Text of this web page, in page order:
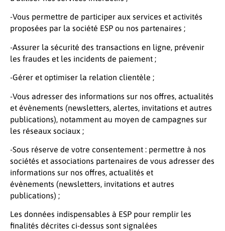
-Vous permettre de participer aux services et activités
proposées par la société ESP ou nos partenaires ;
-Assurer la sécurité des transactions en ligne, prévenir
les fraudes et les incidents de paiement ;
-Gérer et optimiser la relation clientèle ;
-Vous adresser des informations sur nos offres, actualités
et évènements (newsletters, alertes, invitations et autres
publications), notamment au moyen de campagnes sur
les réseaux sociaux ;
-Sous réserve de votre consentement : permettre à nos
sociétés et associations partenaires de vous adresser des
informations sur nos offres, actualités et
évènements (newsletters, invitations et autres
publications) ;
Les données indispensables à ESP pour remplir les
finalités décrites ci-dessus sont signalées